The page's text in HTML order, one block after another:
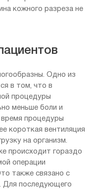
кожного разреза не
Одно из
в том, что в
процедуры
меньше боли и
процедуры
короткая вентиляция
на организм.
происходит гораздо
операции
также связано с
Для последующего